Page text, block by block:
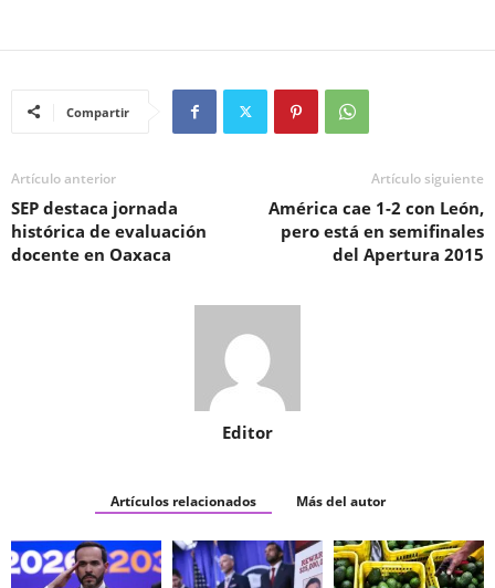
Compartir
Artículo anterior
SEP destaca jornada
histórica de evaluación
docente en Oaxaca
Artículo siguiente
América cae 1-2 con León,
pero está en semifinales
del Apertura 2015
Editor
Artículos relacionados Más del autor